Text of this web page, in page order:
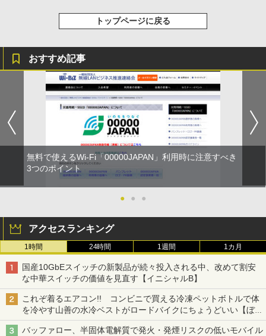
トップページに戻る
おすすめ記事
無料で使えるWi-Fi「00000JAPAN」利用時に注意すべき
3つのポイント
● ● ●
アクセスランキング
1時間 24時間 1週間 1カ月
国産10GbEスイッチの新製品が続々投入される中、改めて割安
な中華スイッチの価値を見直す【イニシャルB】
これぞ着るエアコン!! コンビニで買える冷凍ペットボトルで体
を冷やす山善の水冷ベストがロードバイクにちょうどいい【ぼっ
ち・ざ・ろーど！その14】【空いた時間でなにしてる？】
バッファロー、半固体電解質で発火・発煙リスクの低いモバイル